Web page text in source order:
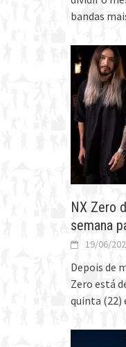
bandas
NX Zero
semana
19/06/
Depois de
Zero está
quinta (22)